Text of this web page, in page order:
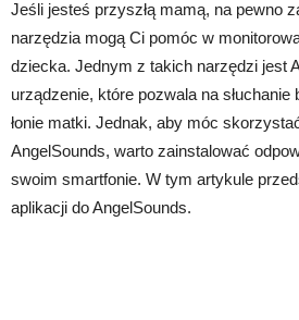
Jeśli jesteś przyszłą mamą, na pewno
narzędzia mogą Ci pomóc w
dziecka. Jednym z takich narzędzi jest
urządzenie, które pozwala na
łonie matki. Jednak, aby móc
AngelSounds, warto zainstalować
swoim smartfonie. W tym artykule
aplikacji do AngelSounds.